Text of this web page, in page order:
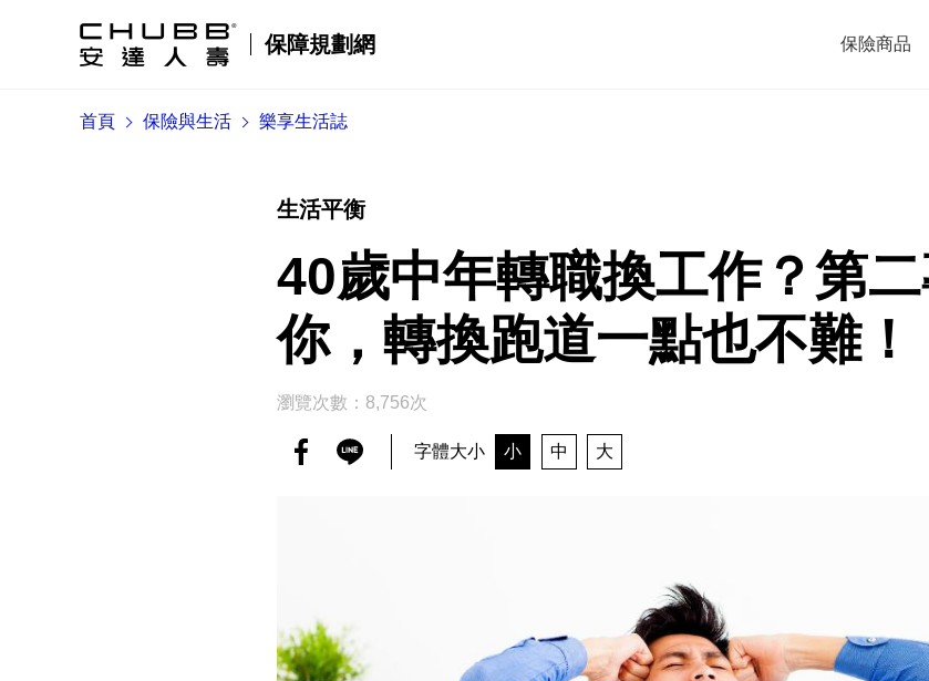
保障規劃網 保險商品
首頁 保險與生活 樂享生活誌
生活平衡
40歲中年轉職換工作？第
你，轉換跑道一點也不難！
瀏覽次數：8,756次
字體大小 小 中 大